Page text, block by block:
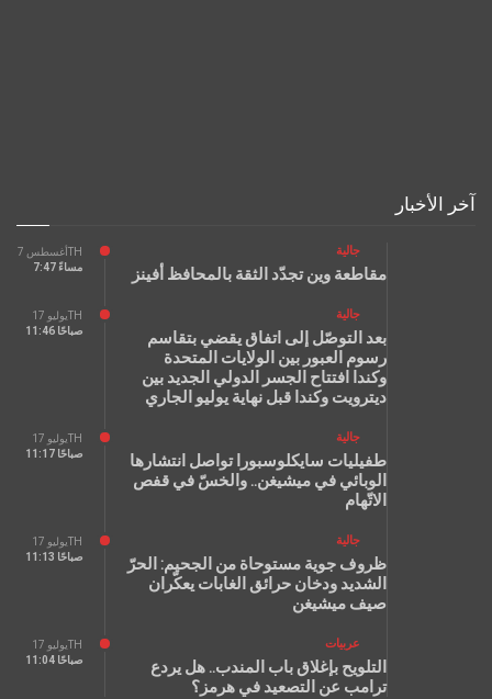
آخر الأخبار
أغسطس 7TH
7:47 مساءً
جالية
مقاطعة وين تجدّد الثقة بالمحافظ أفينز
يوليو 17TH
11:46 صباحًا
جالية
بعد التوصّل إلى اتفاق يقضي بتقاسم
رسوم العبور بين الولايات المتحدة
وكندا افتتاح الجسر الدولي الجديد بين
ديترويت وكندا قبل نهاية يوليو الجاري
يوليو 17TH
11:17 صباحًا
جالية
طفيليات سايكلوسبورا تواصل انتشارها
الوبائي في ميشيغن.. والخسّ في قفص
الاتّهام
يوليو 17TH
11:13 صباحًا
جالية
ظروف جوية مستوحاة من الجحيم: الحرّ
الشديد ودخان حرائق الغابات يعكّران
صيف ميشيغن
يوليو 17TH
11:04 صباحًا
عربيات
التلويح بإغلاق باب المندب.. هل يردع
ترامب عن التصعيد في هرمز؟